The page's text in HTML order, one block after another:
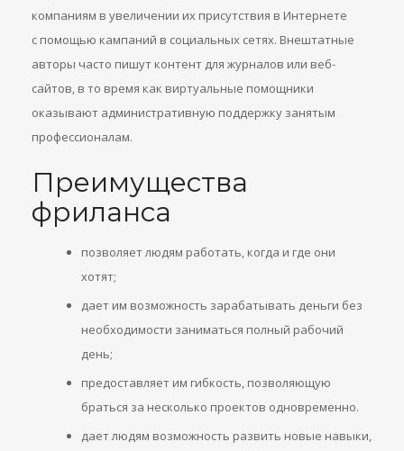
компаниям в увеличении их присутствия в Интернете
с помощью кампаний в социальных сетях. Внештатные
авторы часто пишут контент для журналов или веб-
сайтов, в то время как виртуальные помощники
оказывают административную поддержку занятым
профессионалам.
Преимущества
фриланса
позволяет людям работать, когда и где они
хотят;
дает им возможность зарабатывать деньги без
необходимости заниматься полный рабочий
день;
предоставляет им гибкость, позволяющую
браться за несколько проектов одновременно.
дает людям возможность развить новые навыки,